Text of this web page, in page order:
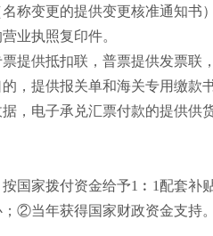
称变更的提供变更核准通知书
业执照复印件。
提供抵扣联，普票提供发票联
，提供报关单和海关专用缴款
，电子承兑汇票付款的提供供
国家拨付资金给予1︰1配套补贴
②当年获得国家财政资金支持。